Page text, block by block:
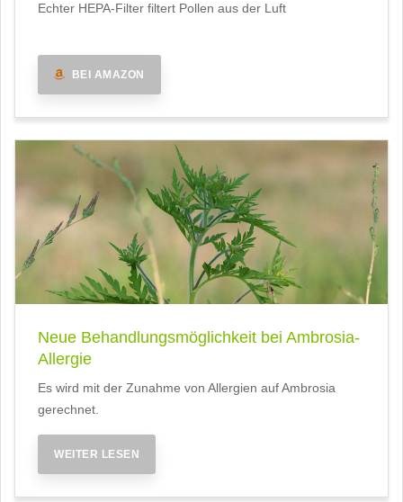
Echter HEPA-Filter filtert Pollen aus der Luft
BEI AMAZON
Neue Behandlungsmöglichkeit bei Ambrosia-
Allergie
Es wird mit der Zunahme von Allergien auf Ambrosia
gerechnet.
WEITER LESEN